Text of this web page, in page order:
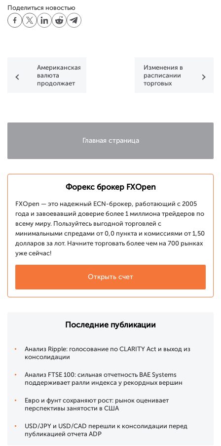
Поделиться новостью
Американская
валюта
продолжает
Изменения в
расписании
торговых
Главная страница
Форекс брокер FXOpen
FXOpen — это надежный ECN-брокер, работающий с 2005
года и завоевавший доверие более 1 миллиона трейдеров по
всему миру. Пользуйтесь выгодной торговлей с
минимальными спредами от 0,0 пункта и комиссиями от 1,50
долларов за лот. Начните торговать более чем на 700 рынках
уже сейчас!
Открыть счет
Последние публикации
Анализ Ripple: голосование по CLARITY Act и выход из
консолидации
Анализ FTSE 100: сильная отчетность BAE Systems
поддерживает ралли индекса у рекордных вершин
Евро и фунт сохраняют рост: рынок оценивает
перспективы занятости в США
USD/JPY и USD/CAD перешли к консолидации перед
публикацией отчета ADP